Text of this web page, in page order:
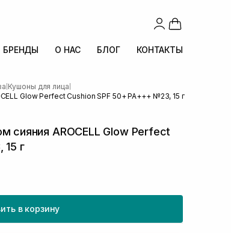
БРЕНДЫ О НАС БЛОГ КОНТАКТЫ
Кушоны для лица
Glow Perfect Cushion SPF 50+ PA+++ №23, 15 г
сияния AROCELL Glow Perfect
15 г
в корзину